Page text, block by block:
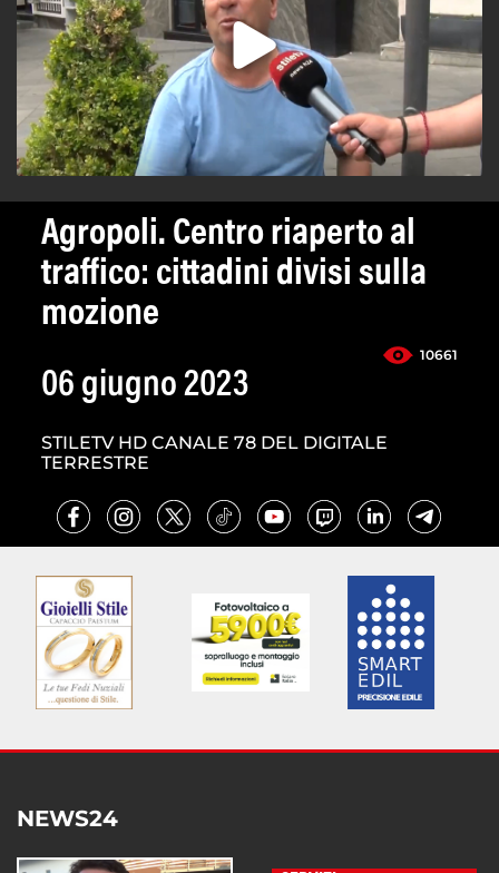
Agropoli. Centro riaperto al
traffico: cittadini divisi sulla
mozione
10661
06 giugno 2023
STILETV HD CANALE 78 DEL DIGITALE
TERRESTRE
NEWS24